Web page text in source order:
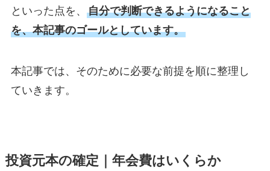
といった点を、 自分で判断できるようになること
を、本記事のゴールとしています。
本記事では、そのために必要な前提を順に整理し
ていきます。
投資元本の確定｜年会費はいくらか